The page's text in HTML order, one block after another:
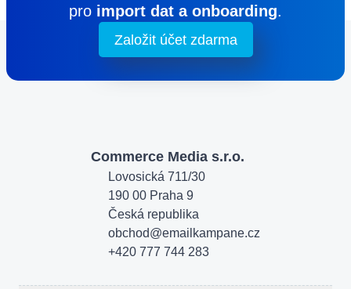
pro import dat a onboarding.
Založit účet zdarma
Commerce Media s.r.o.
Lovosická 711/30
190 00 Praha 9
Česká republika
obchod@emailkampane.cz
+420 777 744 283